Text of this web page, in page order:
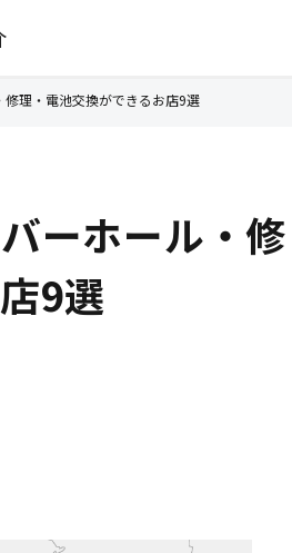
理・電池交換ができるお店9選
ーホール・修
9選